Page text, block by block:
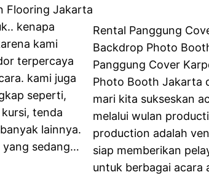
Flooring Jakarta
kenapa
kami
terpercaya
kami juga
seperti,
tenda
lainnya.
yang sedang…
Rental Panggung
Backdrop Photo
Panggung Cover
Photo Booth Jakarta
mari kita sukseskan
melalui wulan
production adalah
siap memberikan
untuk berbagai acara